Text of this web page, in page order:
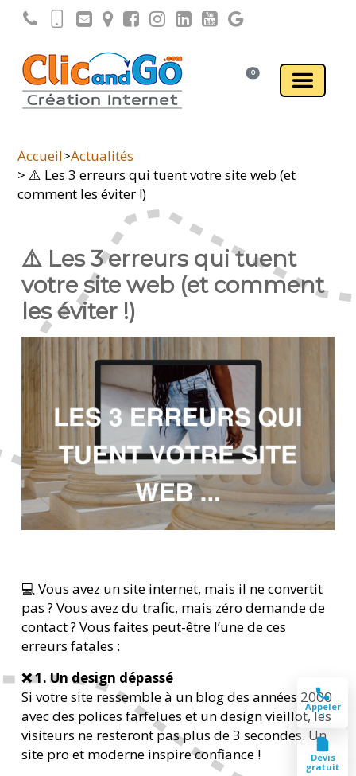
0
Accueil>Actualités
> ⚠️ Les 3 erreurs qui tuent votre site web (et
comment les éviter !)
⚠️ Les 3 erreurs qui tuent
votre site web (et comment
les éviter !)
💻 Vous avez un site internet, mais il ne convertit
pas ? Vous avez du trafic, mais zéro demande de
contact ? Vous faites peut-être l’une de ces
erreurs fatales :
❌ 1. Un design dépassé
Si votre site ressemble à un blog des années 2000
avec des polices farfelues et un design vieillot, les
visiteurs ne resteront pas plus de 3 secondes. Un
site pro et moderne inspire confiance !
Appeler
!
Devis
gratuit